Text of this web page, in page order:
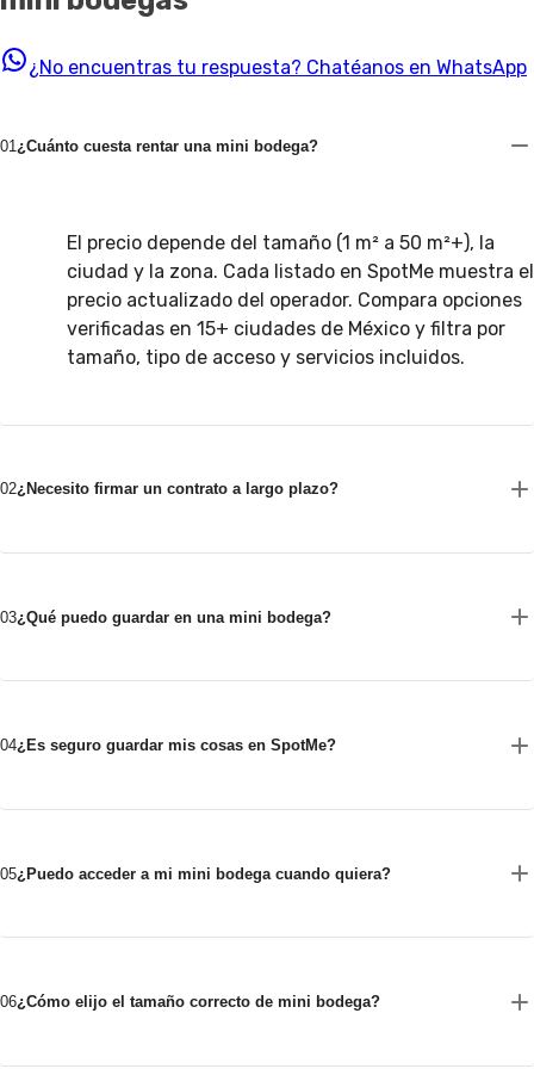
¿No encuentras tu respuesta? Chatéanos en WhatsApp
01 ¿Cuánto cuesta rentar una mini bodega?
El precio depende del tamaño (1 m² a 50 m²+), la
ciudad y la zona. Cada listado en SpotMe muestra el
precio actualizado del operador. Compara opciones
verificadas en 15+ ciudades de México y filtra por
tamaño, tipo de acceso y servicios incluidos.
02¿Necesito firmar un contrato a largo plazo?
03¿Qué puedo guardar en una mini bodega?
04¿Es seguro guardar mis cosas en SpotMe?
05¿Puedo acceder a mi mini bodega cuando quiera?
06¿Cómo elijo el tamaño correcto de mini bodega?